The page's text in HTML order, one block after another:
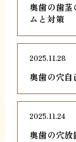
奥歯の歯
ムと対策
奥歯の穴自
2025.11.28
奥歯の穴
2025.11.24